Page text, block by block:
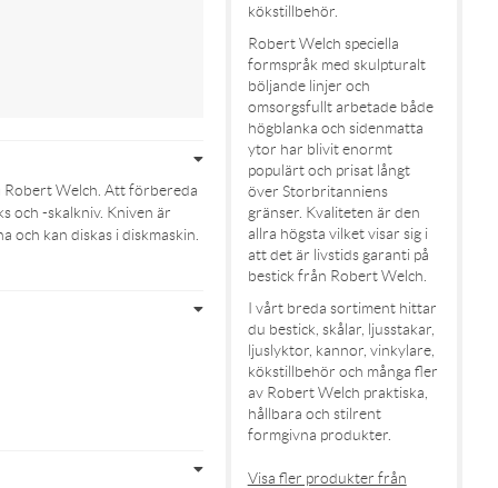
Robert Welch. Att förbereda
och -skalkniv. Kniven är
kan diskas i diskmaskin.
kökstillbehör.
Robert Welch speciella
formspråk med skulpturalt
böljande linjer och
omsorgsfullt arbetade både
högblanka och sidenmatta
ytor har blivit enormt
populärt och prisat långt
över Storbritanniens
gränser. Kvaliteten är den
allra högsta vilket visar sig i
att det är livstids garanti på
bestick från Robert Welch.
I vårt breda sortiment hittar
du bestick, skålar, ljusstakar,
ljuslyktor, kannor, vinkylare,
kökstillbehör och många fler
av Robert Welch praktiska,
hållbara och stilrent
formgivna produkter.
Visa fler produkter från